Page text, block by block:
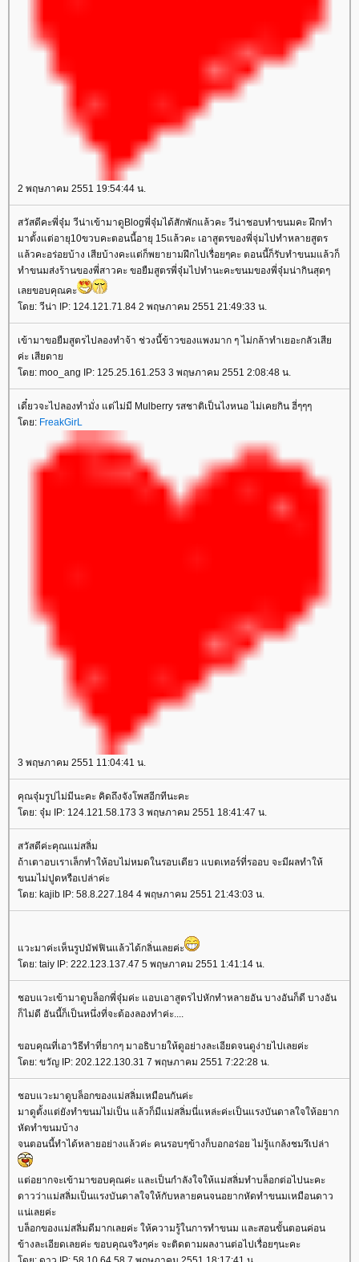
2 พฤษภาคม 2551 19:54:44 น.
สวัสดีคะพี่จุ๋ม วีน่าเข้ามาดูBlogพี่จุ๋มได้สักพักแล้วคะ วีน่าชอบทำขนมคะ ฝึกทำ
มาตั้งแต่อายุ10ขวบคะตอนนี้อายุ 15แล้วคะ เอาสูตรของพี่จุ่มไปทำหลายสูตร
แล้วคะอร่อยบ้าง เสียบ้างคะแต่ก็พยายามฝึกไปเรื่อยๆคะ ตอนนี้ก็รับทำขนมแล้วก็
ทำขนมส่งร้านของพี่สาวคะ ขอยืมสูตรพี่จุ๋มไปทำนะคะขนมของพี่จุ๋มน่ากินสุดๆ
เลยขอบคุณคะ
โดย: วีน่า IP: 124.121.71.84 2 พฤษภาคม 2551 21:49:33 น.
เข้ามาขอยืมสูตรไปลองทำจ้า ช่วงนี้ข้าวของแพงมาก ๆ ไม่กล้าทำเยอะกลัวเสีย
ค่ะ เสียดาย
โดย: moo_ang IP: 125.25.161.253 3 พฤษภาคม 2551 2:08:48 น.
เดี๋ยวจะไปลองทำมั่ง แต่ไม่มี Mulberry รสชาติเป็นไงหนอ ไม่เคยกิน ฮี่ๆๆๆ
โดย: FreakGirL
3 พฤษภาคม 2551 11:04:41 น.
คุณจุ๋มรูปไม่มีนะคะ คิดถึงจังโพสอีกทีนะคะ
โดย: จุ๋ม IP: 124.121.58.173 3 พฤษภาคม 2551 18:41:47 น.
สวัสดีค่ะคุณแม่สลิ่ม
ถ้าเตาอบเราเล็กทำให้อบไม่หมดในรอบเดียว แบตเทอร์ที่รออบ จะมีผลทำให้
ขนมไม่ปูดหรือเปล่าค่ะ
โดย: kajib IP: 58.8.227.184 4 พฤษภาคม 2551 21:43:03 น.
แวะมาค่ะเห็นรูปมัฟฟินแล้วได้กลิ่นเลยค่ะ
โดย: taiy IP: 222.123.137.47 5 พฤษภาคม 2551 1:41:14 น.
ชอบแวะเข้ามาดูบล็อกพี่จุ๋มค่ะ แอบเอาสูตรไปหักทำหลายอัน บางอันก็ดี บางอัน
ก็ไม่ดี อันนี้ก็เป็นหนึ่งที่จะต้องลองทำค่ะ....
ขอบคุณที่เอาวิธีทำที่ยากๆ มาอธิบายให้ดูอย่างละเอียดจนดูง่ายไปเลยค่ะ
โดย: ขวัญ IP: 202.122.130.31 7 พฤษภาคม 2551 7:22:28 น.
ชอบแวะมาดูบล็อกของแม่สลิ่มเหมือนกันค่ะ
มาดูตั้งแต่ยังทำขนมไม่เป็น แล้วก็มีแม่สลิ่มนี่แหล่ะค่ะเป็นแรงบันดาลใจให้อยาก
หัดทำขนมบ้าง
จนตอนนี้ทำได้หลายอย่างแล้วค่ะ คนรอบๆข้างก็บอกอร่อย ไม่รู้แกล้งชมรึเปล่า
แต่อยากจะเข้ามาขอบคุณค่ะ และเป็นกำลังใจให้แม่สลิ่มทำบล็อกต่อไปนะคะ
ดาวว่าแม่สลิ่มเป็นแรงบันดาลใจให้กับหลายคนจนอยากหัดทำขนมเหมือนดาว
แน่เลยค่ะ
บล็อกของแม่สลิ่มดีมากเลยค่ะ ให้ความรู้ในการทำขนม และสอนขั้นตอนค่อน
ข้างละเอียดเลยค่ะ ขอบคุณจริงๆค่ะ จะติดตามผลงานต่อไปเรื่อยๆนะคะ